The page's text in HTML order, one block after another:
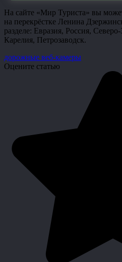
На сайте «Мир Туриста» вы
на перекрёстке Ленина
разделе: Евразия, Россия,
Карелия, Петрозаводск.
дорожные веб-камеры
Оцените статью